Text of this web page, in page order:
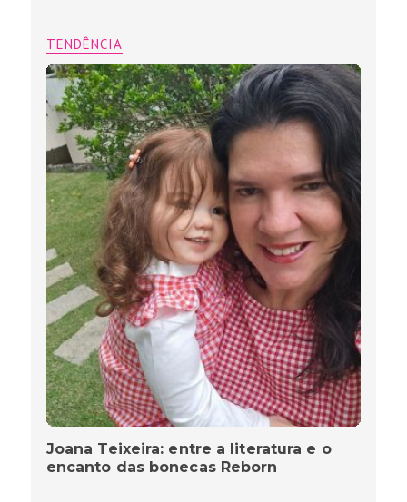
TENDÊNCIA
Joana Teixeira: entre a literatura e o
encanto das bonecas Reborn